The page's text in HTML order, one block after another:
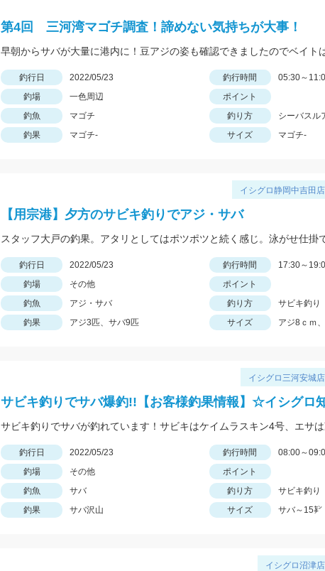
第4回 三河湾マゴチ調査！諦めない気持ちが大事！
早朝からサバが大量に港内に！豆アジの姿も確認できましたのでベイト
釣行日 2022/05/23 釣行時間
05:30～
釣場
一色周辺
ポイント
釣魚
マゴチ 釣り方
シーバスル
釣果
マゴチ- サイズ マゴチ-
イシグロ静岡中吉田店
【用宗港】夕方のサビキ釣りでアジ・サバ
釣行日 2022/05/23 釣行時間
17:30～
釣場
その他
ポイント
釣魚
アジ・サバ 釣り方
サビキ釣り
釣果
アジ3匹、サバ9匹 サイズ アジ8ｃｍ
イシグロ三河安城店
サビキ釣りでサバ爆釣!!【お客様釣果情報】☆イシグロ
釣行日 2022/05/23 釣行時間
08:00～
釣場
その他
ポイント
釣魚
サバ 釣り方
サビキ釣り
釣果
サバ沢山 サイズ サバ～15㌢
イシグロ沼津店